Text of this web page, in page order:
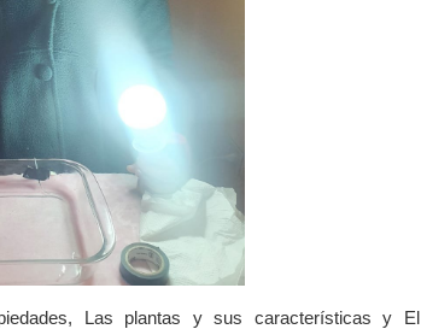
Las plantas y sus características y El